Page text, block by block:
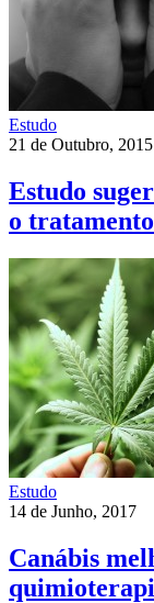
Estudo
21 de Outubro, 2015
Estudo
o
Estudo
14 de Junho, 2017
Canábis